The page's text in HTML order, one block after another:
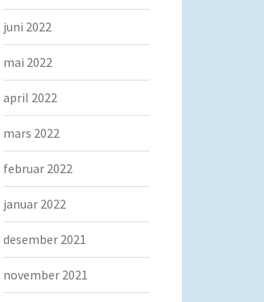
juni 2022
mai 2022
april 2022
mars 2022
februar 2022
januar 2022
desember 2021
november 2021